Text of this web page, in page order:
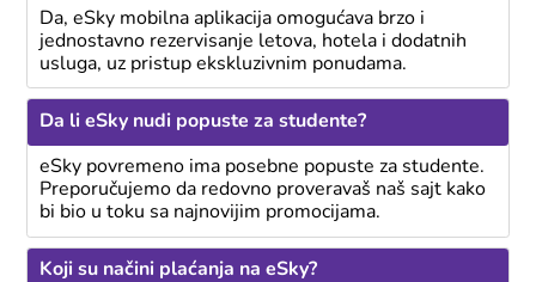
Da, eSky mobilna aplikacija omogućava brzo i
jednostavno rezervisanje letova, hotela i dodatnih
usluga, uz pristup ekskluzivnim ponudama.
Da li eSky nudi popuste za studente?
eSky povremeno ima posebne popuste za studente.
Preporučujemo da redovno proveravaš naš sajt kako
bi bio u toku sa najnovijim promocijama.
Koji su načini plaćanja na eSky?